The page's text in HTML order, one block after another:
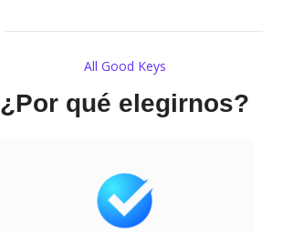
All Good Keys
¿Por qué elegirnos?